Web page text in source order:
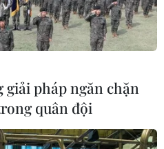
giải pháp ngăn chặn
quân đội